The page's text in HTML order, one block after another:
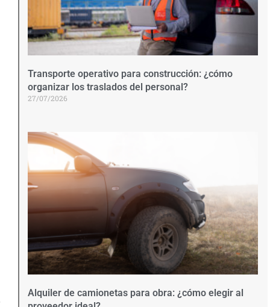
Transporte operativo para construcción: ¿cómo
organizar los traslados del personal?
27/07/2026
Alquiler de camionetas para obra: ¿cómo elegir al